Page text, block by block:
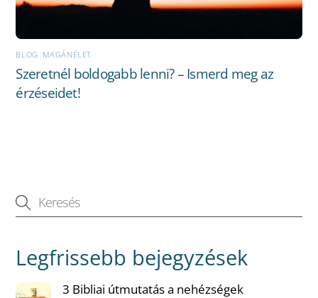
BLOG MAGÁNÉLET
Szeretnél boldogabb lenni? – Ismerd meg az
érzéseidet!
Legfrissebb bejegyzések
3 Bibliai útmutatás a nehézségek